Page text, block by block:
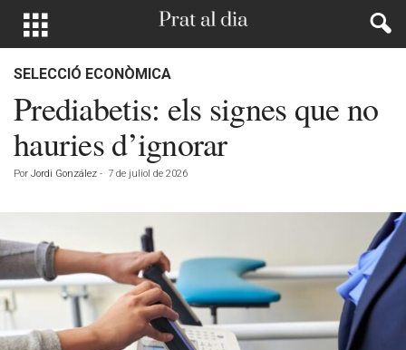
SELECCIÓ ECONÒMICA
Prediabetis: els signes que no
hauries d’ignorar
Por Jordi González - 7 de juliol de 2026